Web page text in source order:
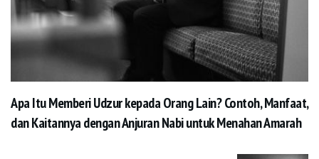
Apa Itu Memberi Udzur kepada Orang Lain? Contoh, Manfaat,
dan Kaitannya dengan Anjuran Nabi untuk Menahan Amarah